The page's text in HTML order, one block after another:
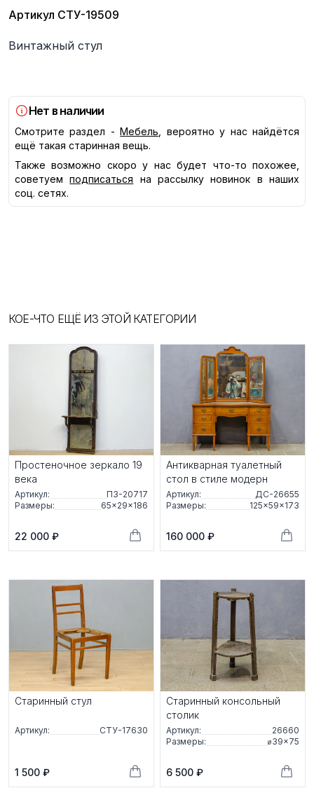
Артикул СТУ-19509
Описание
Винтажный стул
Нет в наличии
Смотрите раздел - Мебель , вероятно у нас найдётся
ещё такая старинная вещь.
Также возможно скоро у нас будет что-то похожее,
советуем
подписаться
на рассылку новинок в наших
соц. сетях.
КОЕ-ЧТО ЕЩЁ ИЗ ЭТОЙ КАТЕГОРИИ
Простеночное зеркало 19
века
Артикул:
ПЗ-20717
Размеры:
65×29×186
22 000 ₽
Антикварная туалетный
стол в стиле модерн
Артикул:
ДС-26655
Размеры:
125×59×173
160 000 ₽
Старинный стул
Артикул: СТУ-17630
1 500 ₽
Старинный консольный
столик
Артикул:
26660
Размеры:
⌀39×75
6 500 ₽